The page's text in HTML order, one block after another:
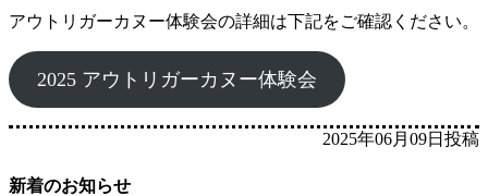
アウトリガーカヌー体験会の詳細は下記をご確認ください。
2025 アウトリガーカヌー体験会
2025年06月09日投稿
新着のお知らせ